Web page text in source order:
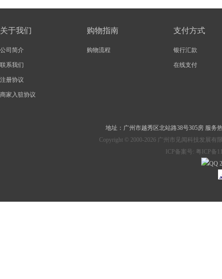
关于我们
公司简介
联系我们
注册协议
商家入驻协议
购物指南
购物流程
支付方式
银行汇款
在线支付
地址： 广州市越秀区北站路38号305房 服务
Copyright © 2000-2026 广州市见闻科技发展
ICP备案号: 粤ICP备